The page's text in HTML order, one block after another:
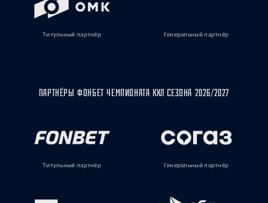
Титульный партнёр Генеральный партнёр
ПАРТНЁРЫ ФОНБЕТ ЧЕМПИОНАТА КХЛ СЕЗОНА 2026/2027
Титульный партнёр Генеральный партнёр